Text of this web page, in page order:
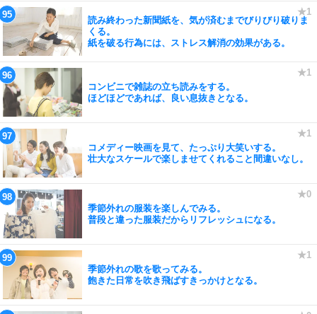
読み終わった新聞紙を、気が済むまでびりびり破りま
くる。
紙を破る行為には、ストレス解消の効果がある。
コンビニで雑誌の立ち読みをする。
ほどほどであれば、良い息抜きとなる。
コメディー映画を見て、たっぷり大笑いする。
壮大なスケールで楽しませてくれること間違いなし。
季節外れの服装を楽しんでみる。
普段と違った服装だからリフレッシュになる。
季節外れの歌を歌ってみる。
飽きた日常を吹き飛ばすきっかけとなる。